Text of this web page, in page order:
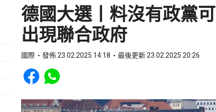
德國大選丨料沒有政黨
出現聯合政府
國際 發佈 23.02.2025 14:18 最後更新 23.02.2025 20:26
Share to Facebook
Share to WhatsApp